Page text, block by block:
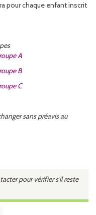
pour chaque enfant inscrit
A
B
C
sans préavis au
pour vérifier s'il reste